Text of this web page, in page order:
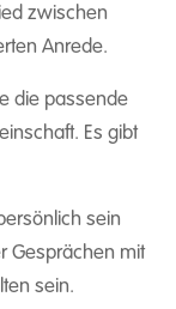
zwischen
Anrede.
die passende
Es gibt
sein
Gesprächen mit
sein.